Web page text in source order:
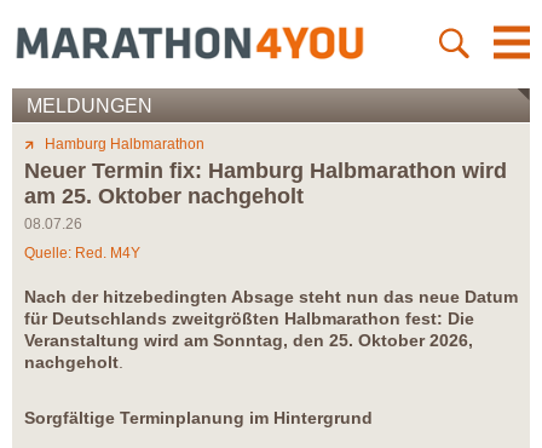
MELDUNGEN
Hamburg Halbmarathon
Neuer Termin fix: Hamburg Halbmarathon wird
am 25. Oktober nachgeholt
08.07.26
Quelle: Red. M4Y
Nach der hitzebedingten Absage steht nun das neue Datum
für Deutschlands zweitgrößten Halbmarathon fest: Die
Veranstaltung wird am Sonntag, den 25. Oktober 2026,
nachgeholt.
Sorgfältige Terminplanung im Hintergrund